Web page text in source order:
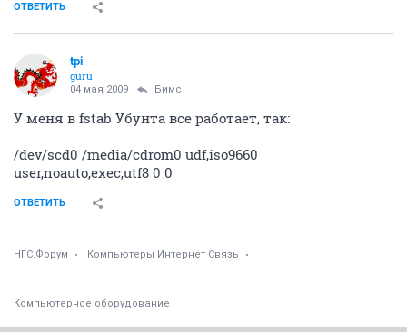
ОТВЕТИТЬ
tpi
guru
04 мая 2009 Бимс
У меня в fstab Убунта все работает, так:
/dev/scd0 /media/cdrom0 udf,iso9660
user,noauto,exec,utf8 0 0
ОТВЕТИТЬ
НГС.Форум Компьютеры Интернет Связь
Компьютерное оборудование